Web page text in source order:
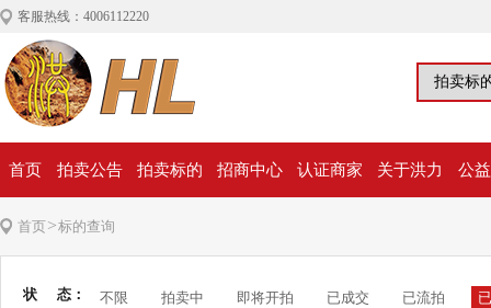
客服热线：4006112220
首页 拍卖公告 拍卖标的 招商中心 认证商家 关于洪力 公
首页>标的查询
状 态： 不限 拍卖中 即将开拍 已成交 已流拍